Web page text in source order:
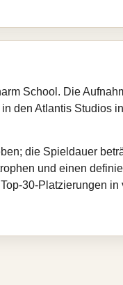
School. Die
den Atlantis Studios
die Spieldauer
und einen
30-Platzierungen